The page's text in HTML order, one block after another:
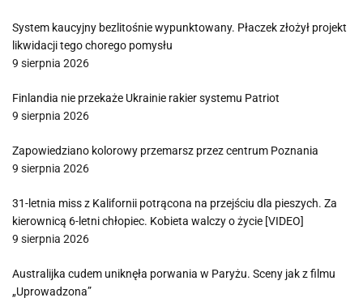
System kaucyjny bezlitośnie wypunktowany. Płaczek złożył projekt
likwidacji tego chorego pomysłu
9 sierpnia 2026
Finlandia nie przekaże Ukrainie rakier systemu Patriot
9 sierpnia 2026
Zapowiedziano kolorowy przemarsz przez centrum Poznania
9 sierpnia 2026
31-letnia miss z Kalifornii potrącona na przejściu dla pieszych. Za
kierownicą 6-letni chłopiec. Kobieta walczy o życie [VIDEO]
9 sierpnia 2026
Australijka cudem uniknęła porwania w Paryżu. Sceny jak z filmu
„Uprowadzona”